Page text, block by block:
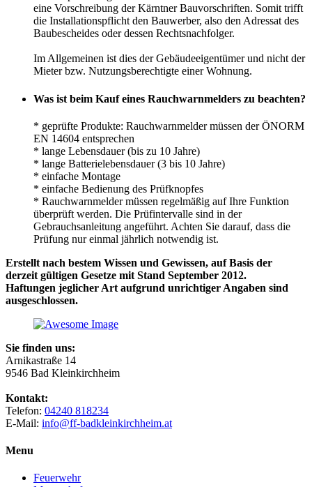
eine Vorschreibung der Kärntner Bauvorschriften. Somit trifft
die Installationspflicht den Bauwerber, also den Adressat des
Baubescheides oder dessen Rechtsnachfolger.
Im Allgemeinen ist dies der Gebäudeeigentümer und nicht der
Mieter bzw. Nutzungsberechtigte einer Wohnung.
Was ist beim Kauf eines Rauchwarnmelders zu beachten?
* geprüfte Produkte: Rauchwarnmelder müssen der ÖNORM
EN 14604 entsprechen
* lange Lebensdauer (bis zu 10 Jahre)
* lange Batterielebensdauer (3 bis 10 Jahre)
* einfache Montage
* einfache Bedienung des Prüfknopfes
* Rauchwarnmelder müssen regelmäßig auf Ihre Funktion
überprüft werden. Die Prüfintervalle sind in der
Gebrauchsanleitung angeführt. Achten Sie darauf, dass die
Prüfung nur einmal jährlich notwendig ist.
Erstellt nach bestem Wissen und Gewissen, auf Basis der
derzeit gültigen Gesetze mit Stand September 2012.
Haftungen jeglicher Art aufgrund unrichtiger Angaben sind
ausgeschlossen.
Sie finden uns:
Arnikastraße 14
9546 Bad Kleinkirchheim
Kontakt:
Telefon: 04240 818234
E-Mail: info@ff-badkleinkirchheim.at
Menu
Feuerwehr